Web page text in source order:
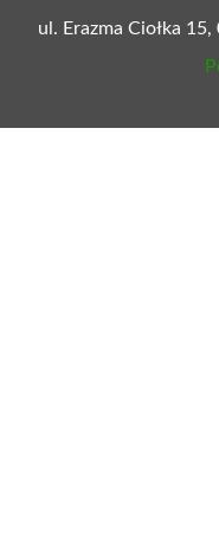
ul. Erazma Ciołka